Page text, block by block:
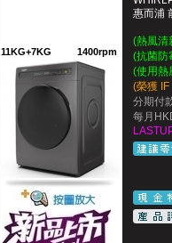
11KG+7KG 1400rpm
惠而浦
(熱風清
(抗菌防
(使用熱
(榮獲
分期付
每月